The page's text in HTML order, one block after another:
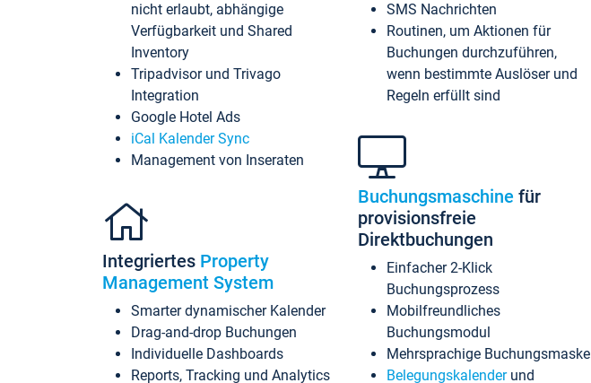
nicht erlaubt, abhängige
Verfügbarkeit und Shared
Inventory
Tripadvisor und Trivago
Integration
Google Hotel Ads
iCal Kalender Sync
Management von Inseraten
Integriertes Property
Management System
Smarter dynamischer Kalender
Drag-and-drop Buchungen
Individuelle Dashboards
Reports, Tracking und Analytics
SMS Nachrichten
Routinen, um Aktionen für
Buchungen durchzuführen,
wenn bestimmte Auslöser und
Regeln erfüllt sind
Buchungsmaschine für
provisionsfreie
Direktbuchungen
Einfacher 2-Klick
Buchungsprozess
Mobilfreundliches
Buchungsmodul
Mehrsprachige Buchungsmaske
Belegungskalenderund